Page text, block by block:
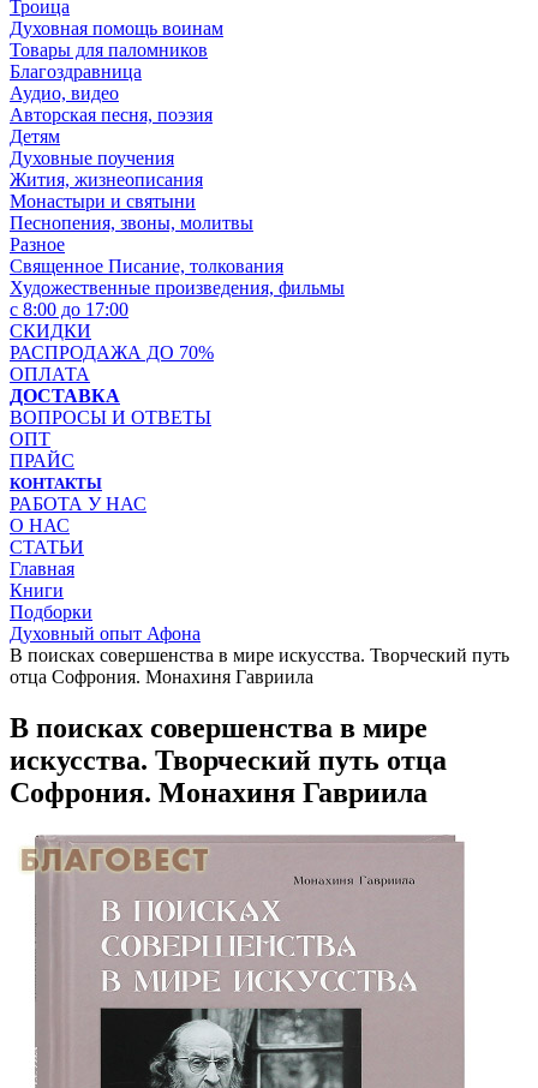
Троица
Духовная помощь воинам
Товары для паломников
Благоздравница
Аудио, видео
Авторская песня, поэзия
Детям
Духовные поучения
Жития, жизнеописания
Монастыри и святыни
Песнопения, звоны, молитвы
Разное
Священное Писание, толкования
Художественные произведения, фильмы
с 8:00 до 17:00
СКИДКИ
РАСПРОДАЖА ДО 70%
ОПЛАТА
ДОСТАВКА
ВОПРОСЫ И ОТВЕТЫ
ОПТ
ПРАЙС
КОНТАКТЫ
РАБОТА У НАС
О НАС
СТАТЬИ
Главная
Книги
Подборки
Духовный опыт Афона
В поисках совершенства в мире искусства. Творческий путь
отца Софрония. Монахиня Гавриила
В поисках совершенства в мире
искусства. Творческий путь отца
Софрония. Монахиня Гавриила